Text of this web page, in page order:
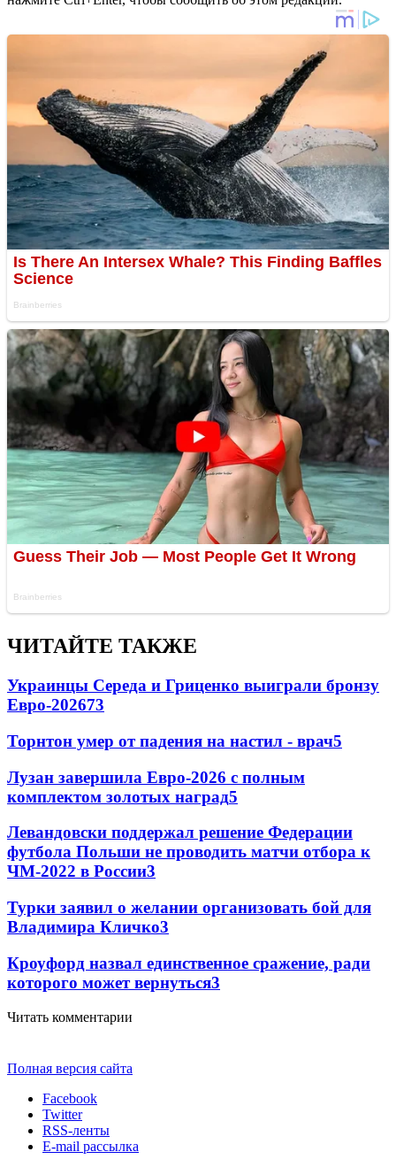
ЧИТАЙТЕ ТАКЖЕ
Украинцы Середа и Гриценко выиграли бронзу
Евро-202673
Торнтон умер от падения на настил - врач5
Лузан завершила Евро-2026 с полным
комплектом золотых наград5
Левандовски поддержал решение Федерации
футбола Польши не проводить матчи отбора к
ЧМ-2022 в России3
Турки заявил о желании организовать бой для
Владимира Кличко3
Кроуфорд назвал единственное сражение, ради
которого может вернуться3
Читать комментарии
Полная версия сайта
Facebook
Twitter
RSS-ленты
E-mail рассылка